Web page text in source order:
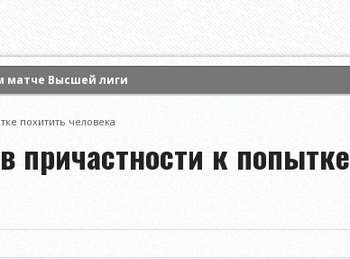
матче Высшей лиги
похитить человека
причастности к попытке